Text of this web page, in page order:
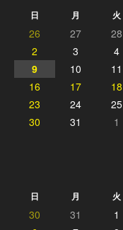
日 月 火
26 27 28
2
3 4
9
10 11
16
17 18
23
24 25
30
31 1
日 月 火
30 31 1